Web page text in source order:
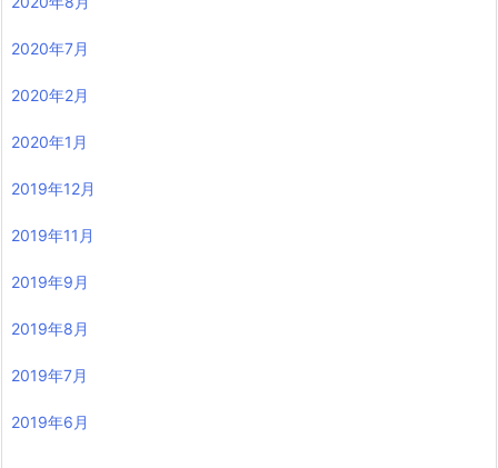
2020年7月
2020年2月
2020年1月
2019年12月
2019年11月
2019年9月
2019年8月
2019年7月
2019年6月